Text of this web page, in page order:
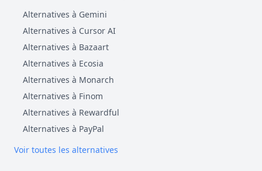
Alternatives à Gemini
Alternatives à Cursor AI
Alternatives à Bazaart
Alternatives à Ecosia
Alternatives à Monarch
Alternatives à Finom
Alternatives à Rewardful
Alternatives à PayPal
Voir toutes les alternatives